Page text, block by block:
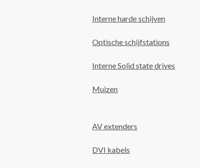
Interne harde schijven
Optische schijfstations
Interne Solid state drives
Muizen
AV extenders
DVI kabels